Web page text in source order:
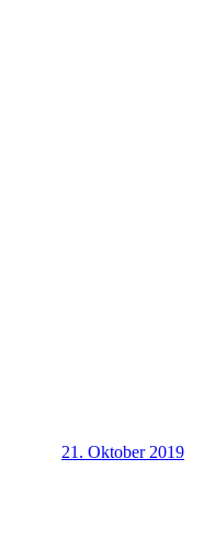
21. Oktober 2019